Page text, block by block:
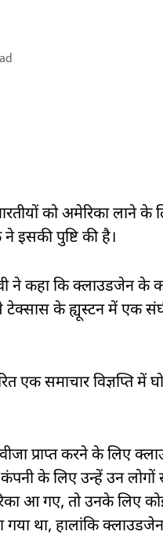
को अमेरिका लाने के
इसकी पुष्टि की है।
कहा कि क्लाउडजेन के
के ह्यूस्टन में एक
एक समाचार विज्ञप्ति
प्राप्त करने के लिए
के लिए उन्हें उन
आ गए, तो उनके लिए
था, हालांकि